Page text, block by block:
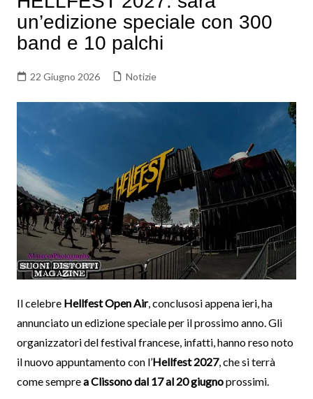
un’edizione speciale con 300
band e 10 palchi
22 Giugno 2026 Notizie
Il celebre Hellfest Open Air, conclusosi appena ieri, ha
annunciato un edizione speciale per il prossimo anno. Gli
organizzatori del festival francese, infatti, hanno reso noto
il nuovo appuntamento con l’Hellfest 2027, che si terrà
come semprea Clissono dal 17 al 20 giugnoprossimi.